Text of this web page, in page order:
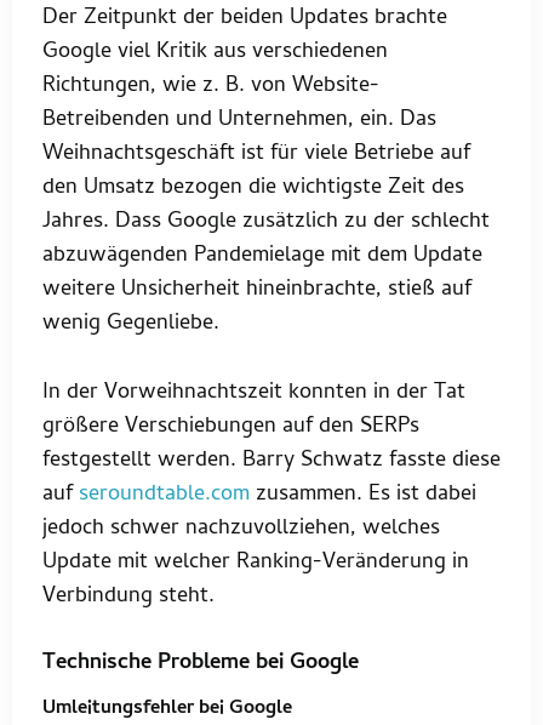
Der Zeitpunkt der beiden Updates brachte
Google viel Kritik aus verschiedenen
Richtungen, wie z. B. von Website-
Betreibenden und Unternehmen, ein. Das
Weihnachtsgeschäft ist für viele Betriebe auf
den Umsatz bezogen die wichtigste Zeit des
Jahres. Dass Google zusätzlich zu der schlecht
abzuwägenden Pandemielage mit dem Update
weitere Unsicherheit hineinbrachte, stieß auf
wenig Gegenliebe.
In der Vorweihnachtszeit konnten in der Tat
größere Verschiebungen auf den SERPs
festgestellt werden. Barry Schwatz fasste diese
aufseroundtable.com zusammen. Es ist dabei
jedoch schwer nachzuvollziehen, welches
Update mit welcher Ranking-Veränderung in
Verbindung steht.
Technische Probleme bei Google
Umleitungsfehler bei Google